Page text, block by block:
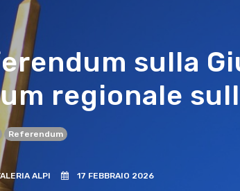
sulla
regionale
Referendum
ALPI 17 FEBBRAIO 2026